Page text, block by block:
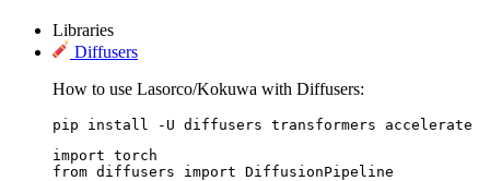
Libraries
Diffusers
How to use Lasorco/Kokuwa with Diffusers:
pip install -U diffusers transformers accelerate
import torch
from diffusers import DiffusionPipeline